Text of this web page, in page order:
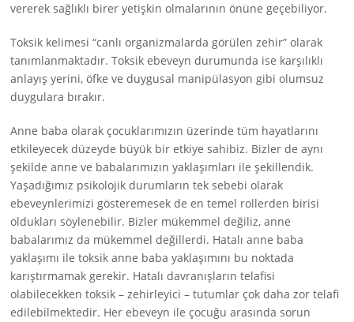
vererek sağlıklı birer yetişkin olmalarının önüne geçebiliyor.
Toksik kelimesi “canlı organizmalarda görülen zehir” olarak
tanımlanmaktadır. Toksik ebeveyn durumunda ise karşılıklı
anlayış yerini, öfke ve duygusal manipülasyon gibi olumsuz
duygulara bırakır.
Anne baba olarak çocuklarımızın üzerinde tüm hayatlarını
etkileyecek düzeyde büyük bir etkiye sahibiz. Bizler de aynı
şekilde anne ve babalarımızın yaklaşımları ile şekillendik.
Yaşadığımız psikolojik durumların tek sebebi olarak
ebeveynlerimizi gösteremesek de en temel rollerden birisi
oldukları söylenebilir. Bizler mükemmel değiliz, anne
babalarımız da mükemmel değillerdi. Hatalı anne baba
yaklaşımı ile toksik anne baba yaklaşımını bu noktada
karıştırmamak gerekir. Hatalı davranışların telafisi
olabilecekken toksik – zehirleyici – tutumlar çok daha zor telafi
edilebilmektedir. Her ebeveyn ile çocuğu arasında sorun